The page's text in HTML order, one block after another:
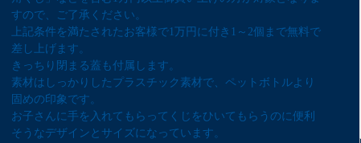
すので、ご了承ください。
上記条件を満たされたお客様で1万円に付き1～2個まで無料で
差し上げます。
きっちり閉まる蓋も付属します。
素材はしっかりしたプラスチック素材で、ペットボトルより
固めの印象です。
お子さんに手を入れてもらってくじをひいてもらうのに便利
そうなデザインとサイズになっています。